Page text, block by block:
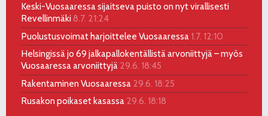
Keski-Vuosaaressa sijaitseva puisto on nyt virallisesti
Revellinmäki 8.7. 21:24
Puolustusvoimat harjoittelee Vuosaaressa 1.7. 12:10
Helsingissä jo 69 jalkapallokentällistä arvoniittyjä – myös
Vuosaaressa arvoniittyjä 29.6. 18:45
Rakentaminen Vuosaaressa 29.6. 18:25
Rusakon poikaset kasassa 29.6. 18:18